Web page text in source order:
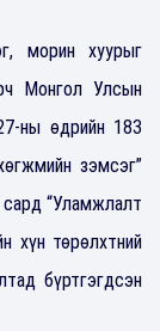
морин хуурыг
Монгол Улсын
ны өдрийн 183
зэмсэг”
“Уламжлалт
хүн төрөлхтний
бүртгэгдсэн